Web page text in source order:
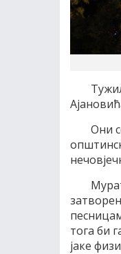
Они
тога би
јаке